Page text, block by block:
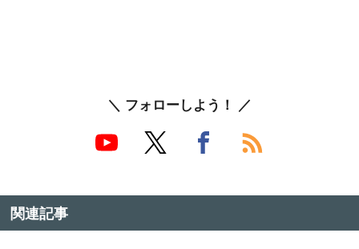
＼ フォローしよう！ ／
関連記事